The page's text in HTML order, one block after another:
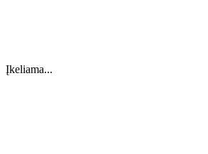
Įkeliama...